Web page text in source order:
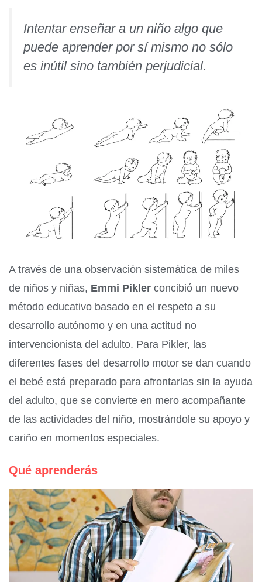
Intentar enseñar a un niño algo que
puede aprender por sí mismo no sólo
es inútil sino también perjudicial.
A través de una observación sistemática de miles
de niños y niñas, Emmi Pikler concibió un nuevo
método educativo basado en el respeto a su
desarrollo autónomo y en una actitud no
intervencionista del adulto. Para Pikler, las
diferentes fases del desarrollo motor se dan cuando
el bebé está preparado para afrontarlas sin la ayuda
del adulto, que se convierte en mero acompañante
de las actividades del niño, mostrándole su apoyo y
cariño en momentos especiales.
Qué aprenderás